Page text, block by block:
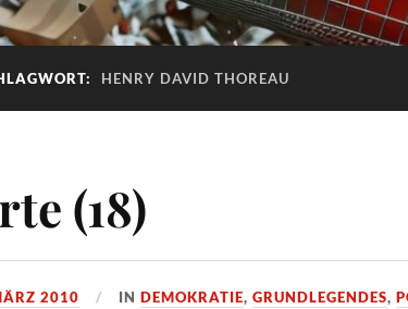
HENRY DAVID THOREAU
(18)
2010 INDEMOKRATIE,GRUNDLEGENDES,